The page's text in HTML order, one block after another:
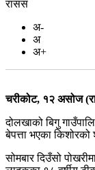
रासस
अ-
अ
अ+
चरीकोट, १२ असोज
दोलखाको बिगु
बेपत्ता भएका
सोमबार दिउँसो